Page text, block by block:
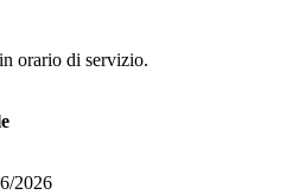
orario di servizio.
2026